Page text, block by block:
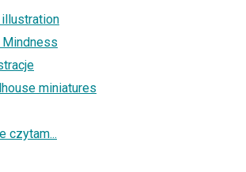
Mindness
miniatures
czytam...